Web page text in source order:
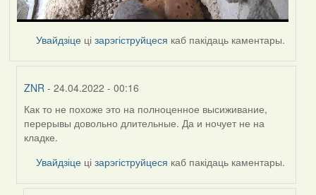
Увайдзіце цізарэгіструйцеся каб пакідаць каментары.
ZNR - 24.04.2022 - 00:16
In
reply
to
Как то не похоже это на полноценное высиживание,
перерывы довольно длительные. Да и ночует не на
кладке.
Увайдзіце цізарэгіструйцеся каб пакідаць каментары.